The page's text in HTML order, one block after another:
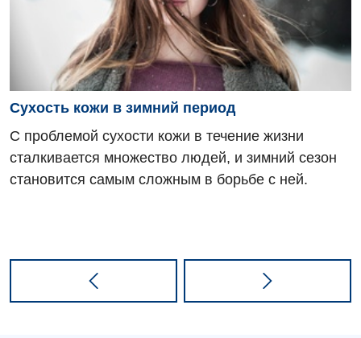
Сухость кожи в зимний период
С проблемой сухости кожи в течение жизни
сталкивается множество людей, и зимний сезон
становится самым сложным в борьбе с ней.